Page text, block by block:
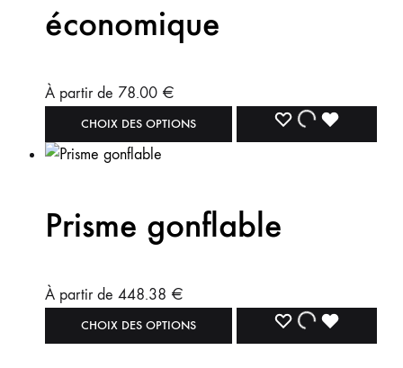
économique
À partir de 78.00 €
CHOIX DES OPTIONS
Prisme gonflable
À partir de 448.38 €
CHOIX DES OPTIONS